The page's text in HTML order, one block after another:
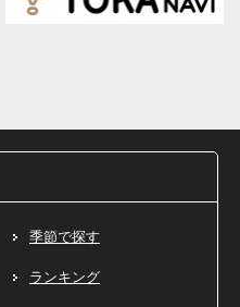
季節で探す
ランキング